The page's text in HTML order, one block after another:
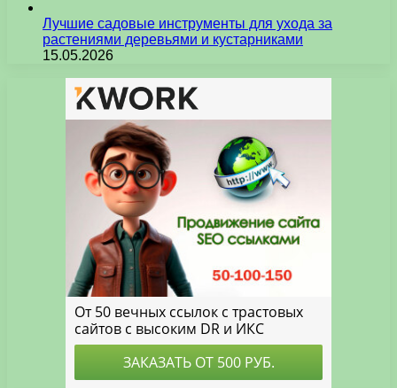
Лучшие садовые инструменты для ухода за
растениями деревьями и кустарниками
15.05.2026